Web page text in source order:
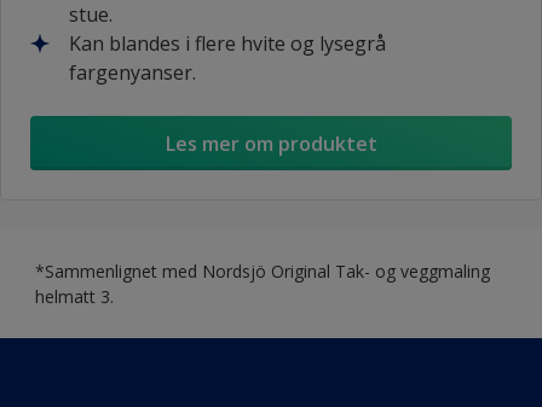
stue.
Kan blandes i flere hvite og lysegrå
fargenyanser.
Les mer om produktet
*Sammenlignet med Nordsjö Original Tak- og veggmaling
helmatt 3.